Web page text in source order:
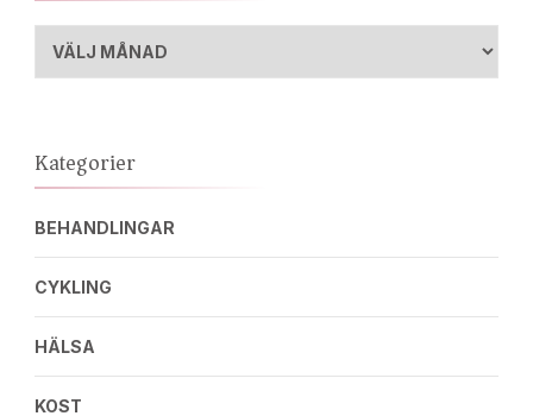
Arkiv
Kategorier
BEHANDLINGAR
CYKLING
HÄLSA
KOST